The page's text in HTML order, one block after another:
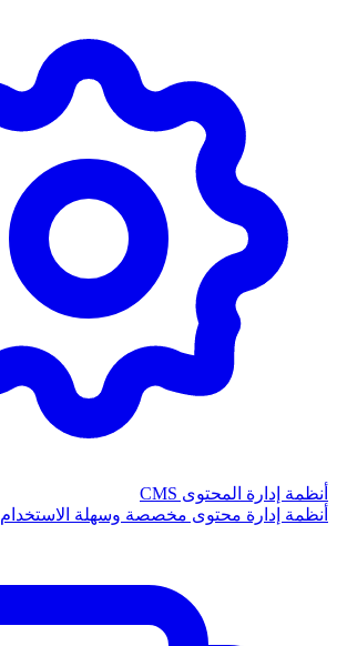
أنظمة إدارة المحتوى CMS
أنظمة إدارة محتوى مخصصة وسهلة الاستخدام